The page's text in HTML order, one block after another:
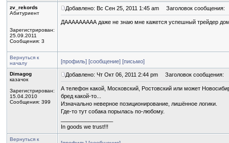
zv_rekords
Абитуриент
Зарегистрирован:
25.09.2011
Сообщения: 3
Добавлено: Вс Сен 25, 2011 1:45 am Заголовок сообщения:
ДААААААААА даже не знаю мне кажется успешный трейдер
Вернуться к
началу
[профиль] [сообщение] [письмо]
Dimagog
казачок
Зарегистрирован:
15.04.2010
Сообщения: 399
Добавлено: Чт Окт 06, 2011 2:44 pm Заголовок сообщения:
А телефон какой, Московский, Ростовский или может
бред какой-то...
Изначально неверное позиционирование, лишённое логики.
Где-то тут собака порылась по-любому.
In goods we trust!!!
Вернуться к